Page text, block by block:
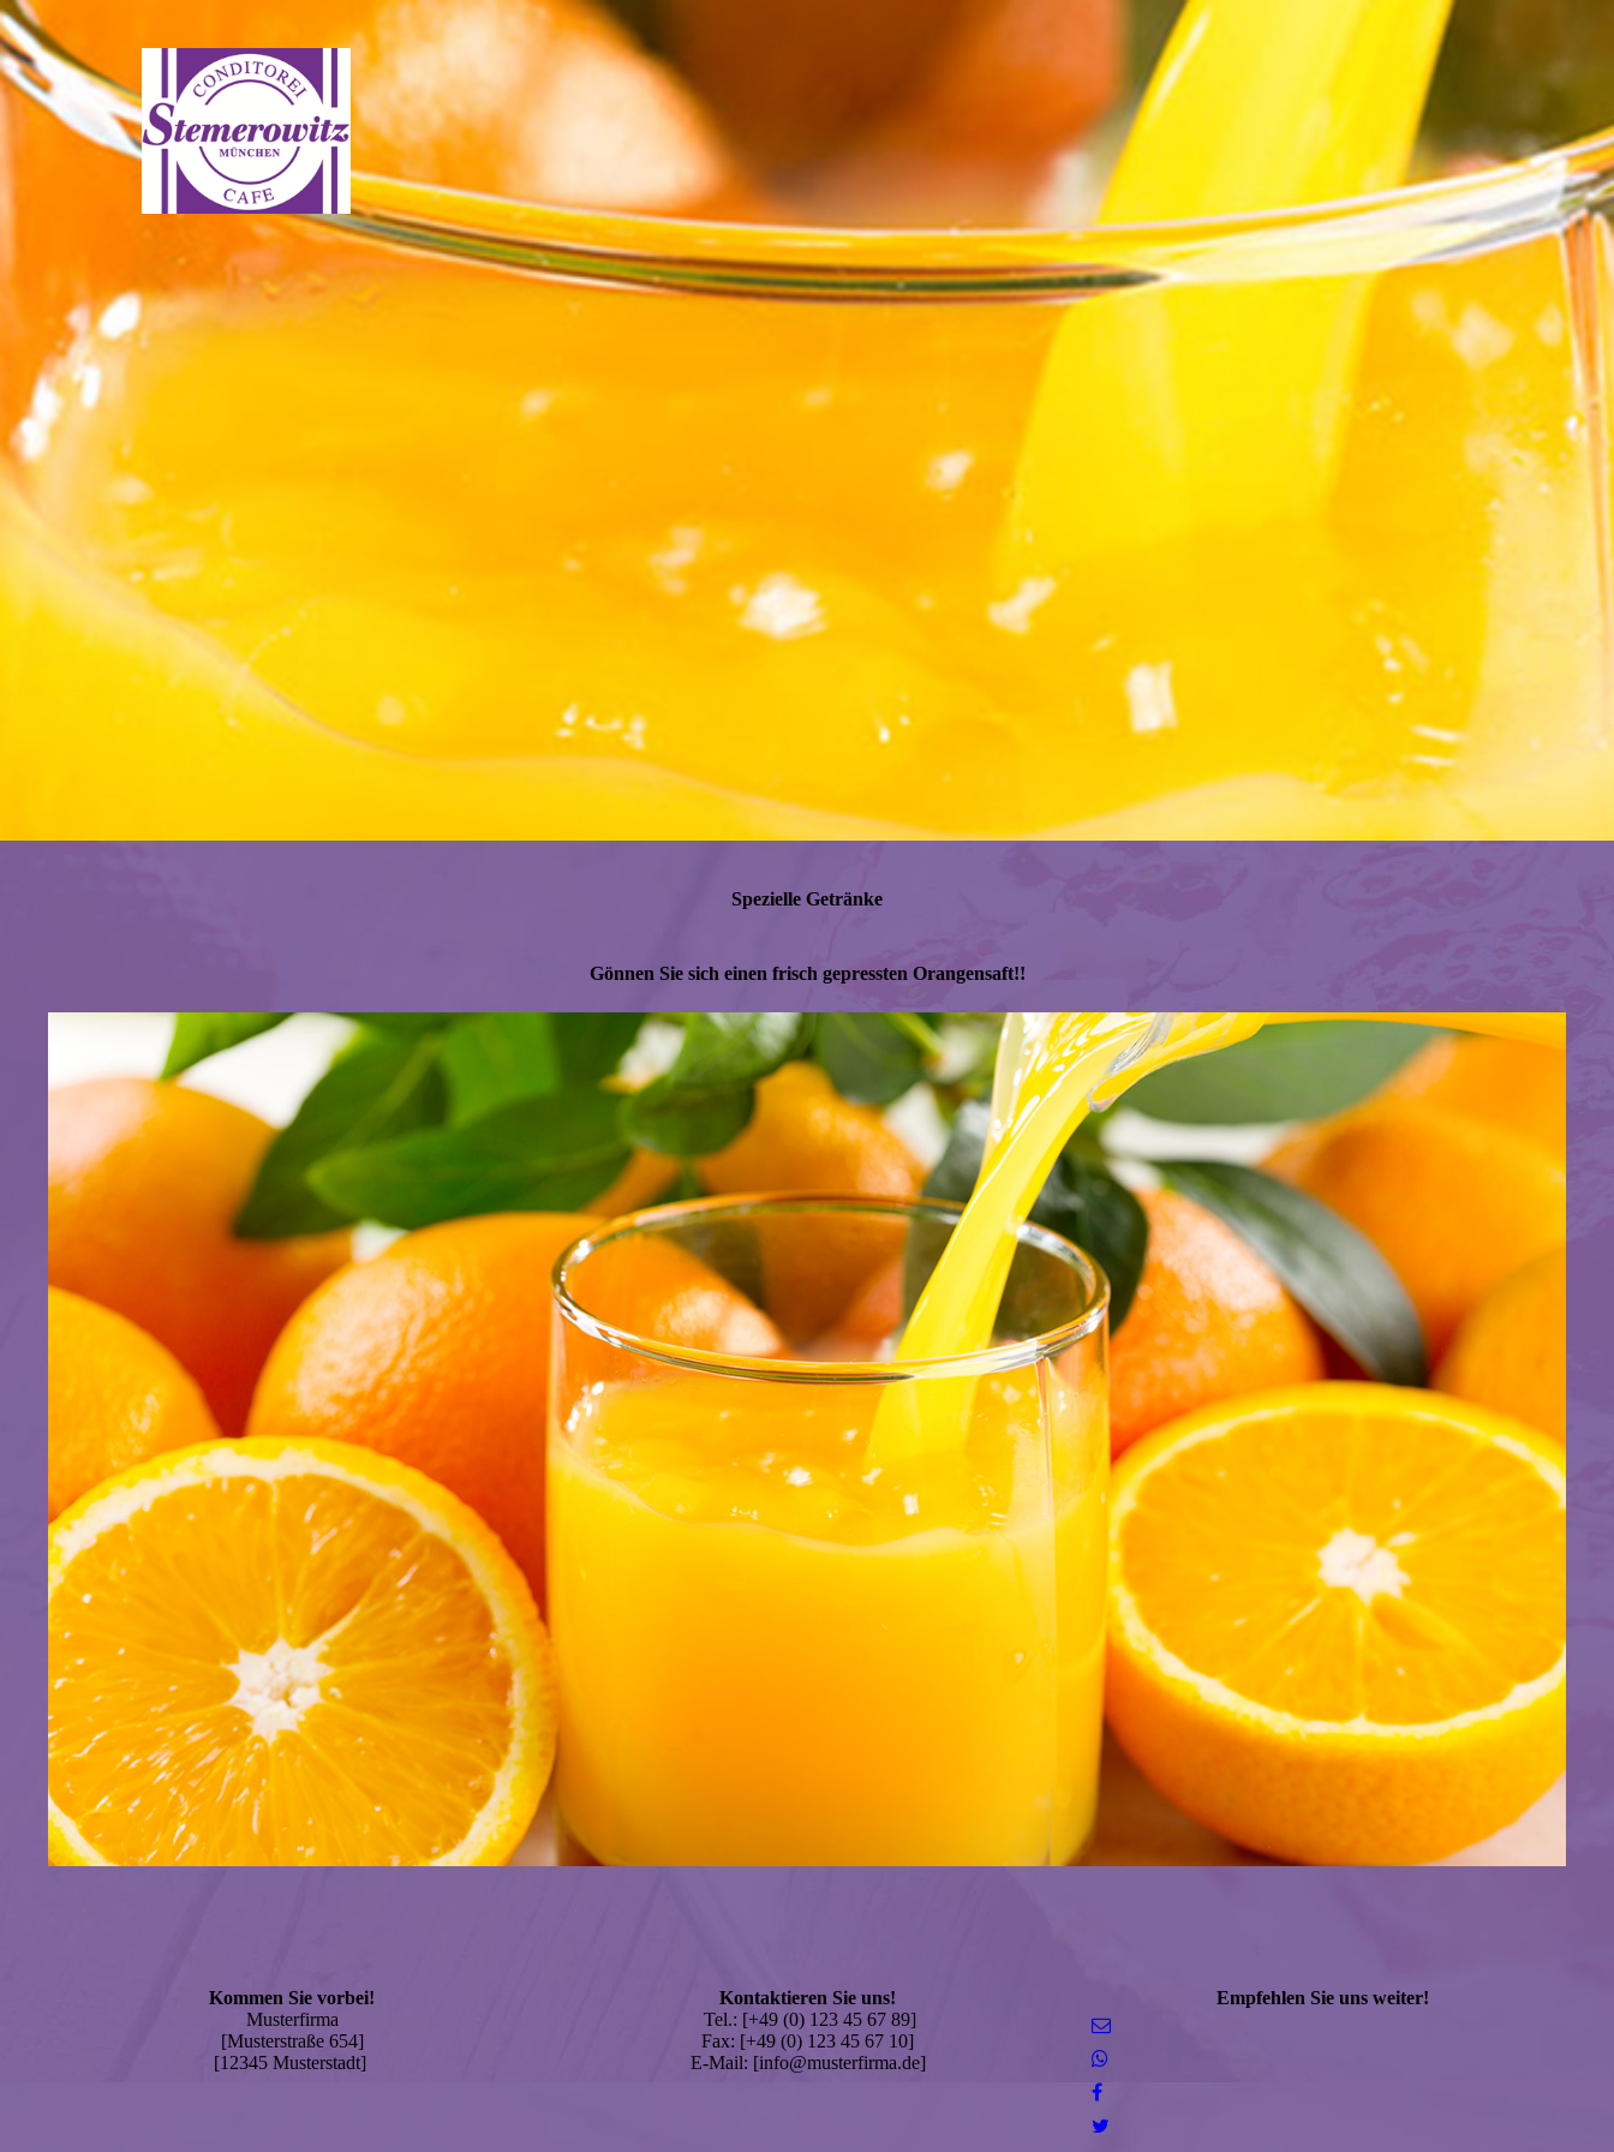
Spezielle Getränke
Gönnen Sie sich einen frisch gepressten Orangensaft!!
Kommen Sie vorbei!
Musterfirma
[Musterstraße 654]
[12345 Musterstadt]
Kontaktieren Sie uns!
Tel.: [+49 (0) 123 45 67 89]
Fax: [+49 (0) 123 45 67 10]
E-Mail: [info@musterfirma.de]
Empfehlen Sie uns weiter!